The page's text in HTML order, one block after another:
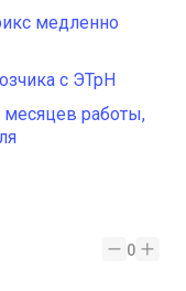
медленно
с ЭТрН
работы,
0